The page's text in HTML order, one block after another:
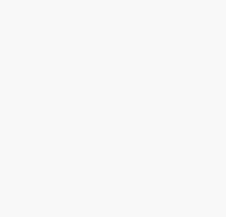
v Aquapalace Praha
ročník Týdne saunování. Celostátní